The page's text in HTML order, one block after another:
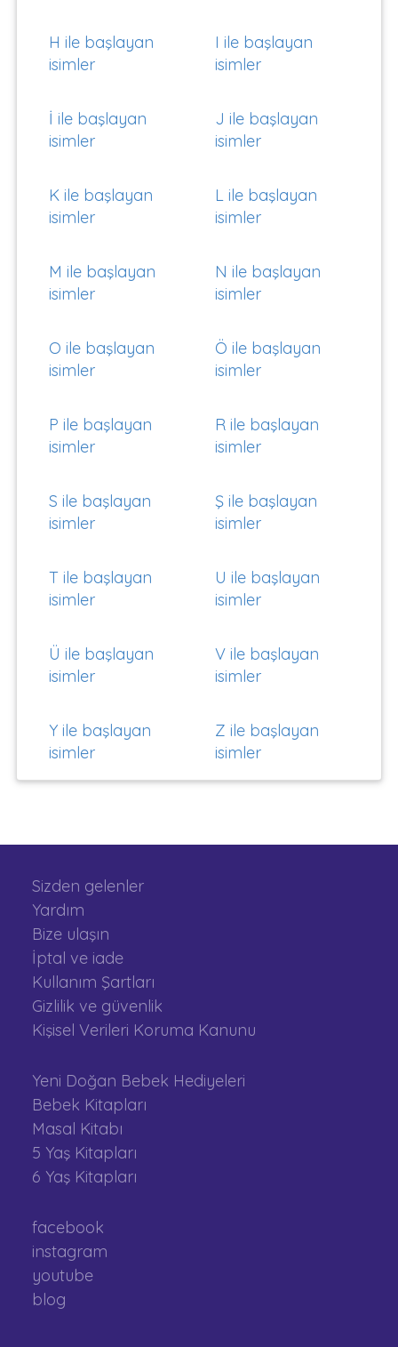
H ile başlayan
isimler
I ile başlayan
isimler
İ ile başlayan
isimler
J ile başlayan
isimler
K ile başlayan
isimler
L ile başlayan
isimler
M ile başlayan
isimler
N ile başlayan
isimler
O ile başlayan
isimler
Ö ile başlayan
isimler
P ile başlayan
isimler
R ile başlayan
isimler
S ile başlayan
isimler
Ş ile başlayan
isimler
T ile başlayan
isimler
U ile başlayan
isimler
Ü ile başlayan
isimler
V ile başlayan
isimler
Y ile başlayan
isimler
Z ile başlayan
isimler
Sizden gelenler
Yardım
Bize ulaşın
İptal ve iade
Kullanım Şartları
Gizlilik ve güvenlik
Kişisel Verileri Koruma Kanunu
Yeni Doğan Bebek Hediyeleri
Bebek Kitapları
Masal Kitabı
5 Yaş Kitapları
6 Yaş Kitapları
facebook
instagram
youtube
blog